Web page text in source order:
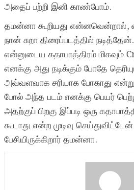
அதைப் பற்றி இனி காண்போம்.
தமன்னா கூறியது என்னவென்றால்,
நான் சுறா திரைப்படத்தில்
என்னுடைய கதாபாத்திரம் மிகவும்
எனக்கு அது நடிக்கும் போதே
அவ்வளவாக சரியாக போகாது
போல் அந்த படம் எனக்கு பெயர்
அதற்குப் பிறகு இப்படி ஒரு
கூடாது என்ற முடிவு
பேசியிருக்கிறார் தமன்னா.